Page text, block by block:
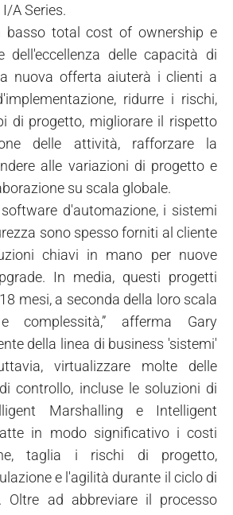
A Series.
basso total cost of ownership e
dell'eccellenza delle capacità di
nuova offerta aiuterà i clienti a
ridurre i rischi,
di progetto, migliorare il rispetto
delle attività, rafforzare la
alle variazioni di progetto e
su scala globale.
d'automazione, i sistemi
sono spesso forniti al cliente
chiavi in mano per nuove
In media, questi progetti
mesi, a seconda della loro scala
complessità,” afferma Gary
della linea di business 'sistemi'
virtualizzare molte delle
controllo, incluse le soluzioni di
Marshalling e Intelligent
in modo significativo i costi
taglia i rischi di progetto,
e l'agilità durante il ciclo di
Oltre ad abbreviare il processo